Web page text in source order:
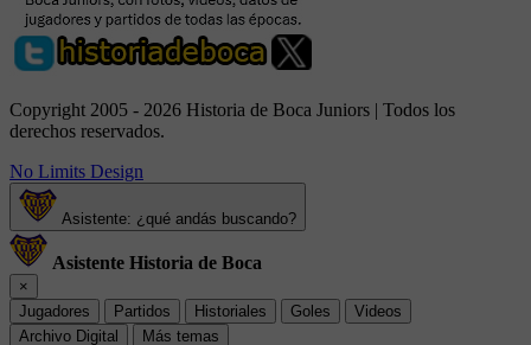
Copyright 2005 - 2026 Historia de Boca Juniors | Todos los
derechos reservados.
No Limits Design
Asistente: ¿qué andás buscando?
Asistente Historia de Boca
×
Jugadores
Partidos Historiales Goles
Videos
Archivo Digital
Más temas